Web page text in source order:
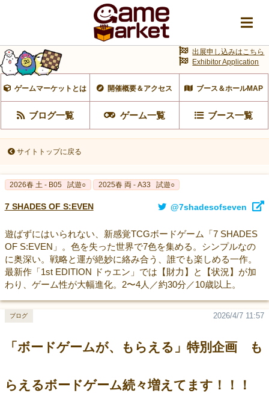
ゲームマーケットとは 開催概要＆アクセス ブース＆ホールMAP
ブログ一覧 ゲーム一覧 ブース一覧
出展申し込みはこちら
Exhibitor Application
サイトトップに戻る
2026春 土 - B05 試遊○ 2025春 両 - A33 試遊○
7 SHADES OF S:EVEN @7shadesofseven
遊ばずにはいられない、新感覚TCGボードゲーム「7 SHADES
OF S:EVEN」。色を失った世界で7色を集める。シンプルなの
に奥深い。戦略と運が絶妙に絡み合う、誰でも楽しめる一作。
最新作「1st EDITION ドゥエン」では【財力】と【状況】が加
わり、ゲーム性が大幅進化。2〜4人／約30分／10歳以上。
「ボードゲームが、もらえる」特別企画 も
らえるボードゲーム続々増えてます！！！
2026/4/7 11:57
ブログ